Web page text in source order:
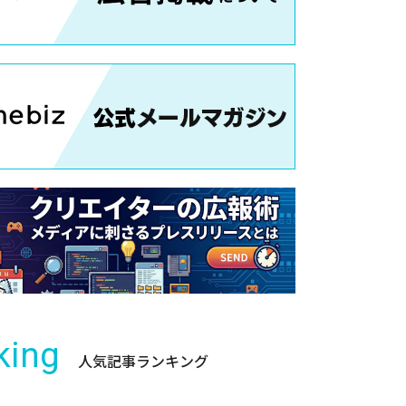
人気記事ランキング